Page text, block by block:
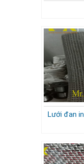
Lưới đan